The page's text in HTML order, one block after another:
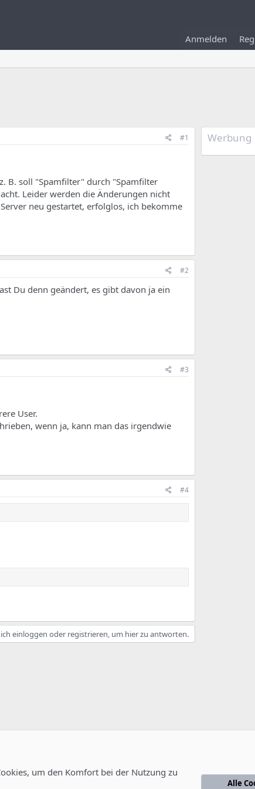
Anmelden
#1
B. soll "Spamfilter" durch "Spamfilter
Leider werden die Änderungen nicht
neu gestartet, erfolglos, ich bekomme
#2
Du denn geändert, es gibt davon ja ein
#3
User.
wenn ja, kann man das irgendwie
#4
einloggen oder registrieren, um hier zu antworten.
Werbung
um den Komfort bei der Nutzung zu
Alle